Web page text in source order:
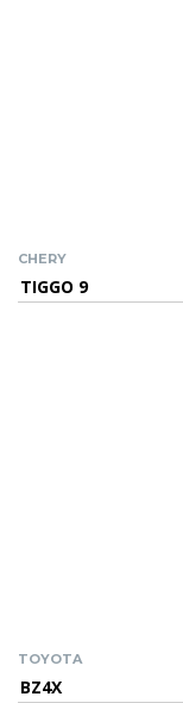
CHERY
TIGGO 9
TOYOTA
BZ4X